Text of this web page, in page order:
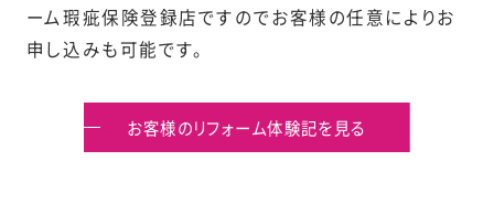
ーム瑕疵保険登録店ですのでお客様の任意によりお
申し込みも可能です。
お客様のリフォーム体験記を見る